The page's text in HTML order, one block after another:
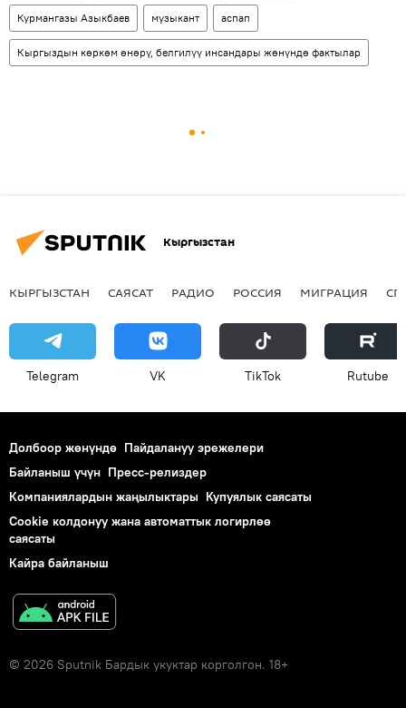
Курмангазы Азыкбаев музыкант аспап
Кыргыздын көркөм өнөрү, белгилүү инсандары жөнүндө фактылар
Кыргызстан
КЫРГЫЗСТАН САЯСАТ РАДИО РОССИЯ МИГРАЦИЯ
Telegram VK ТikТоk Rutube
Долбоор жөнүндө Пайдалануу эрежелери
Байланыш үчүн Пресс-релиздер
Компаниялардын жаңылыктары Купуялык саясаты
Cookie колдонуу жана автоматтык логирлөө
саясаты
Кайра байланыш
© 2026 Sputnik Бардык укуктар корголгон. 18+